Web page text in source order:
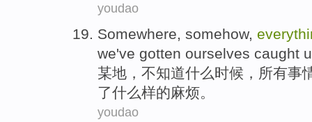
youdao
Somewhere, somehow,
we've gotten ourselves caught
某地 ， 不知道什么时候 ， 所有事
了什么样的麻烦。
youdao